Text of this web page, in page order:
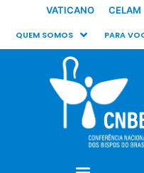
VATICANO CELAM
QUEM SOMOS PARA